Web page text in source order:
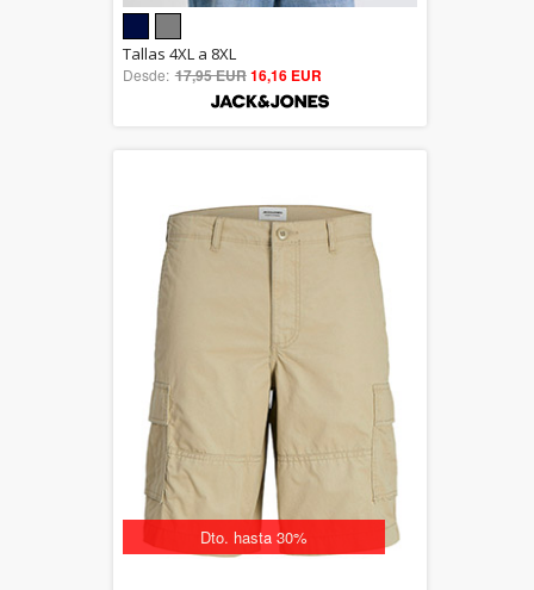
5.00
out of 5
Tallas 4XL a 8XL
Desde: 17,95 EUR16,16 EUR
Dto. hasta 30%